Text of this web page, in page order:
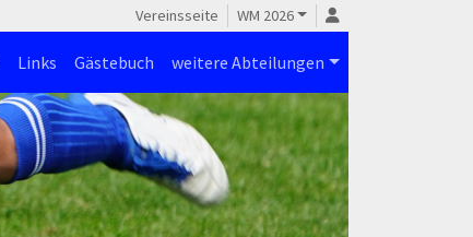
Vereinsseite WM 2026
Links Gästebuch weitere Abteilungen